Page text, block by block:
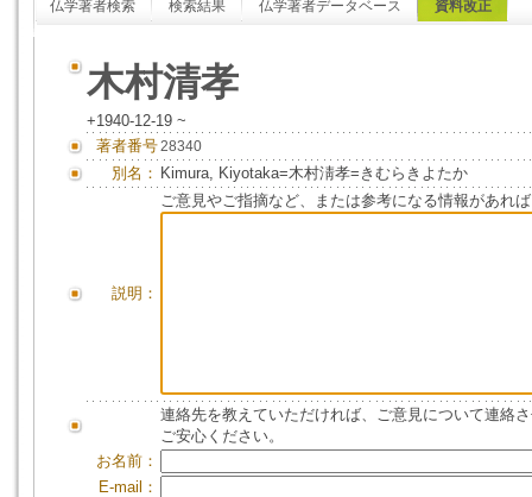
仏学著者検索 検索結果 仏学著者データベース 資料改正
木村清孝
+1940-12-19 ~
著者番号28340
別名： Kimura, Kiyotaka=木村淸孝=きむらきよたか
説明：
ご意見やご指摘など、または参考になる情報があれ
連絡先を教えていただければ、ご意見について連絡
ご安心ください。
お名前：
E-mail：